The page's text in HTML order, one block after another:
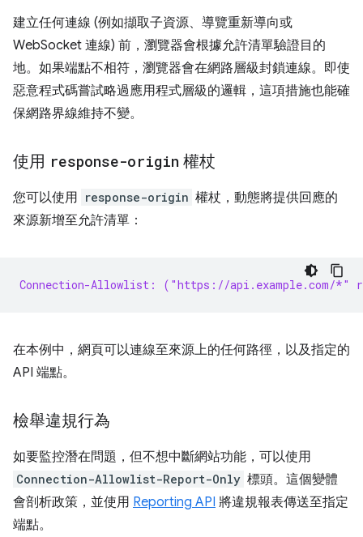
建立任何連線 (例如擷取子資源、導覽重新導向或
WebSocket 連線) 前，瀏覽器會根據允許清單驗證目的
地。如果端點不相符，瀏覽器會在網路層級封鎖連線。即使
惡意程式碼嘗試略過應用程式層級的邏輯，這項措施也能確
保網路界線維持不變。
使用 response-origin 權杖
您可以使用 response-origin 權杖，動態將提供回應的
來源新增至允許清單：
Connection-Allowlist: ("https://api.example.com/*"
在本例中，網頁可以連線至來源上的任何路徑，以及指定的
API 端點。
檢舉違規行為
如要監控潛在問題，但不想中斷網站功能，可以使用
Connection-Allowlist-Report-Only 標頭。這個變體
會剖析政策，並使用 Reporting API 將違規報表傳送至指定
端點。